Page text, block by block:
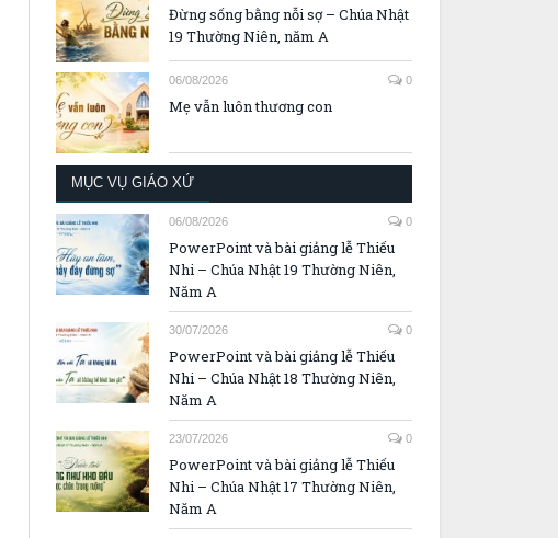
Đừng sống bằng nỗi sợ – Chúa Nhật
19 Thường Niên, năm A
06/08/2026 0
Mẹ vẫn luôn thương con
MỤC VỤ GIÁO XỨ
06/08/2026 0
PowerPoint và bài giảng lễ Thiếu
Nhi – Chúa Nhật 19 Thường Niên,
Năm A
30/07/2026 0
PowerPoint và bài giảng lễ Thiếu
Nhi – Chúa Nhật 18 Thường Niên,
Năm A
23/07/2026 0
PowerPoint và bài giảng lễ Thiếu
Nhi – Chúa Nhật 17 Thường Niên,
Năm A